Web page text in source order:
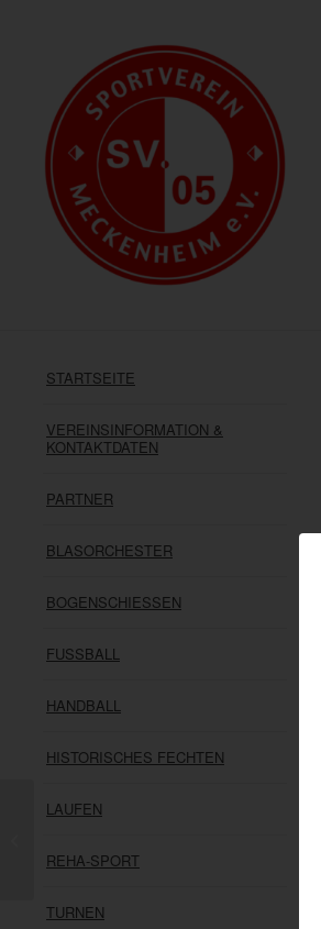
STARTSEITE
VEREINSINFORMATION &
KONTAKTDATEN
PARTNER
BLASORCHESTER
BOGENSCHIESSEN
FUSSBALL
HANDBALL
HISTORISCHES FECHTEN
LAUFEN
REHA-SPORT
TURNEN